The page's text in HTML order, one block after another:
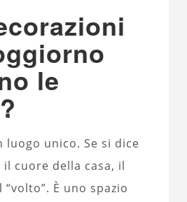
le
luogo unico. Se si dice
il cuore della casa, il
È uno spazio